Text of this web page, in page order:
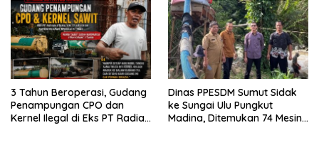
Pendampingan Hukum dan
Ekomoni Semua Anggota
3 Tahun Beroperasi, Gudang
Penampungan CPO dan
Kernel Ilegal di Eks PT Radian
Dinas PPESDM Sumut Sidak
ke Sungai Ulu Pungkut
Madina, Ditemukan 74 Mesin